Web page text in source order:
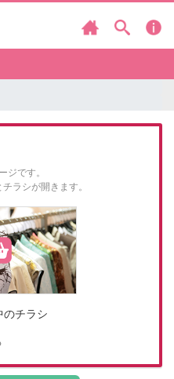
ジです。
ラシが開きます。
のチラシ